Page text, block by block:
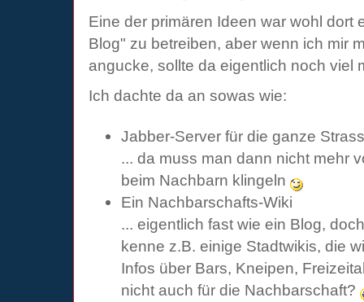
Eine der primären Ideen war wohl dort
Blog" zu betreiben, aber wenn ich mir
angucke, sollte da eigentlich noch viel
Ich dachte da an sowas wie:
Jabber-Server für die ganze
... da muss man dann nicht mehr
beim Nachbarn klingeln
Ein Nachbarschafts-Wiki
... eigentlich fast wie ein Blog,
kenne z.B. einige Stadtwikis, die
Infos über Bars, Kneipen,
nicht auch für die Nachbarschaft?